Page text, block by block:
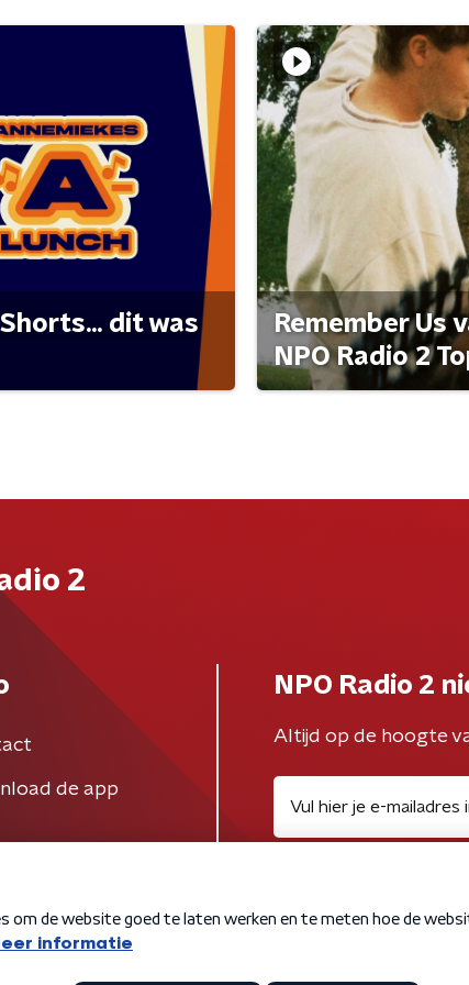
dit was
Remember Us
NPO Radio 2
2
de app
NPO Radio 2
Altijd op de hoogte